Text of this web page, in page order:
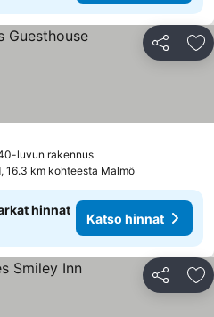
Jaa
luvun rakennusKatso hinnat
16.3 km kohteesta Malmö
hinnat
Katso hinnat
Jaa